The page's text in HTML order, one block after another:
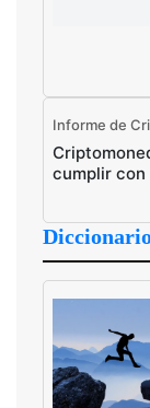
Informe de
cumplir con